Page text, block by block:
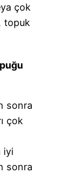
çok
topuk
sonra
çok
iyi
sonra